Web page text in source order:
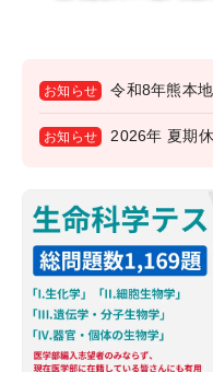
試験情報ガイダンス／
講座説明動画
講師紹介
ガイダンス・個別相談
受講プランナー個別相談
お知らせ 令和8年熊本
お知らせ 2026年 夏期